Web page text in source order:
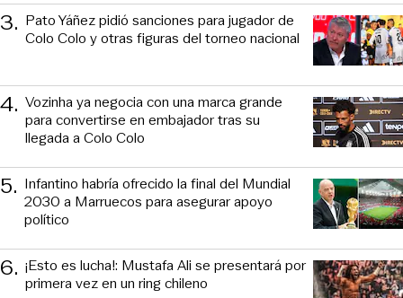
3. Pato Yáñez pidió sanciones para jugador de
Colo Colo y otras figuras del torneo nacional
4. Vozinha ya negocia con una marca grande
para convertirse en embajador tras su
llegada a Colo Colo
5. Infantino habría ofrecido la final del Mundial
2030 a Marruecos para asegurar apoyo
político
6. ¡Esto es lucha!: Mustafa Ali se presentará por
primera vez en un ring chileno